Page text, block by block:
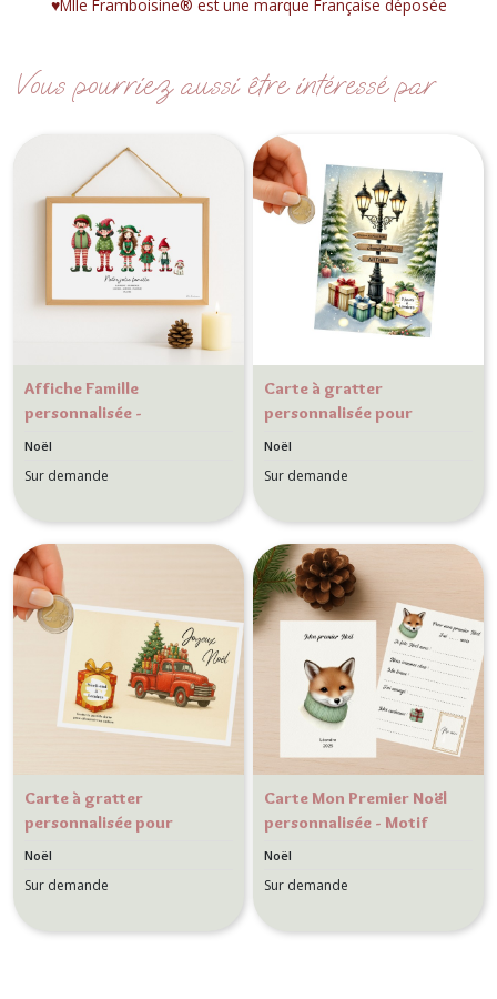
♥︎Mlle Framboisine® est une marque Française déposée
Vous pourriez aussi être intéressé par
Affiche Famille
personnalisée -
Décoration de Noël
Noël Motif LUTINS
Noël
Sur demande
Carte à gratter
personnalisée pour
message surprise -
surprise - Motif Paysage
Noël
Sur demande
Carte à gratter
personnalisée pour
surprise - Motif Vintage
Noël
Sur demande
Carte Mon Premier Noël
personnalisée - Motif
Noël
Sur demande